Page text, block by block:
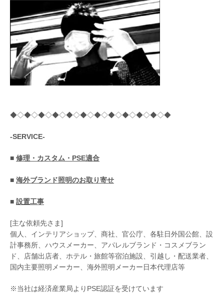
◆◇◆◇◆◇◆◇◆◇◆◇◆◇◆◇◆◇◆◇◆◇◆
-SERVICE-
■ 修理・カスタム・PSE適合
■ 海外ブランド照明のお取り寄せ
■ 設置工事
[主な依頼先さま]
個人、インテリアショップ、商社、官公庁、各駐日外国公館、設
計事務所、ハウスメーカー、アパレルブランド・コスメブラン
ド、店舗出店者、ホテル・旅館等宿泊施設、引越し・配送業者、
国内主要照明メーカー、海外照明メーカー日本代理店等
※当社は経済産業局よりPSE認証を受けています